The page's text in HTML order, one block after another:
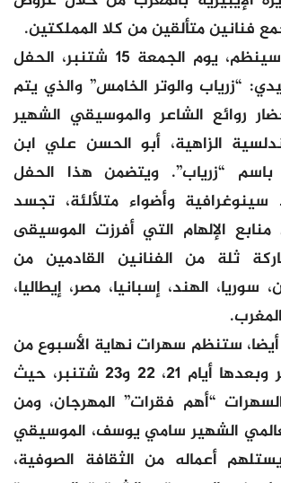
فنانين متألقين من كلا المملكتين.
بباب الماكينة، سينظم، يوم الجمعة 15 شتنبر، الحفل
“زرياب والوتر الخامس” والذي يتم
روائع الشاعر والموسيقي الشهير
الزاهية، أبو الحسن علي ابن
باسم “زرياب”. ويتضمن هذا الحفل
وأضواء متلألئة، تجسد
الإلهام التي أفرزت الموسيقى
ثلة من الفنانين القادمين من
سوريا، الهند، إسبانيا، مصر، إيطاليا،
أيضا، ستنظم سهرات نهاية الأسبوع من
16 إلى 17 شتنبر وبعدها أيام 21، 22 و23 شتنبر، حيث
“أهم فقرات” المهرجان، ومن
الشهير سامي يوسف، الموسيقي
أعماله من الثقافة الصوفية،